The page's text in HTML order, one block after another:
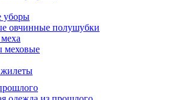
уборы
овчинные полушубки
меховые